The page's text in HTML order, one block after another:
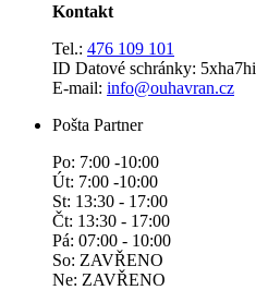
Kontakt
Tel.: 476 109 101
ID Datové schránky: 5xha7hi
E-mail: info@ouhavran.cz
Pošta Partner
Po: 7:00 -10:00
Út: 7:00 -10:00
St: 13:30 - 17:00
Čt: 13:30 - 17:00
Pá: 07:00 - 10:00
So: ZAVŘENO
Ne: ZAVŘENO